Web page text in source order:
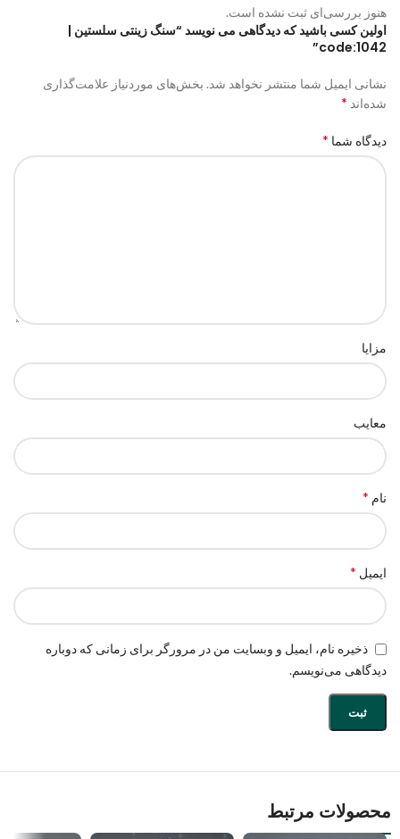
هنوز بررسی‌ای ثبت نشده است.
اولین کسی باشید که دیدگاهی می نویسد “سنگ زینتی سلستین |
code:1042”
نشانی ایمیل شما منتشر نخواهد شد. بخش‌های موردنیاز علامت‌گذاری
شده‌اند *
دیدگاه شما *
مزایا
معایب
نام *
ایمیل *
ذخیره نام، ایمیل و وبسایت من در مرورگر برای زمانی که دوباره
دیدگاهی می‌نویسم.
محصولات مرتبط